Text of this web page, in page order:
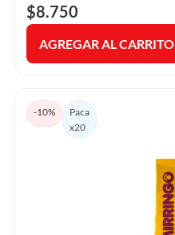
$8.750
AGREGAR AL CARRITO
-10%
Paca
x20